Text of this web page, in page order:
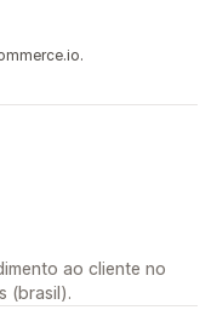
ao cliente no
(brasil).